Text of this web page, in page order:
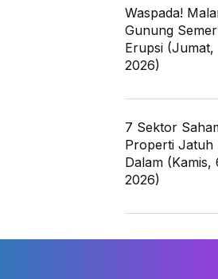
Waspada!
Gunung
Erupsi (Jumat,
2026)
7 Sektor
Properti Jatuh
Dalam (Kamis,
2026)